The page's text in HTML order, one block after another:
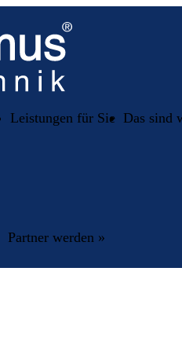
Leistungen für Sie Das sind
Partner werden »